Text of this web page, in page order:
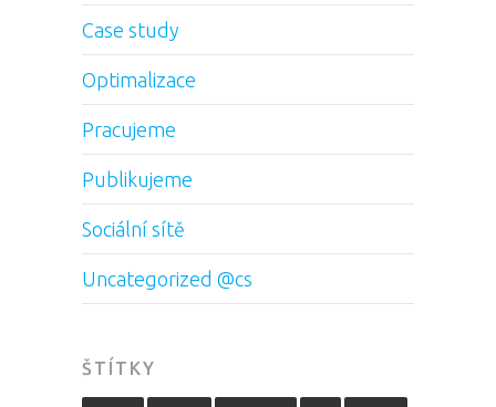
Case study
Optimalizace
Pracujeme
Publikujeme
Sociální sítě
Uncategorized @cs
ŠTÍTKY